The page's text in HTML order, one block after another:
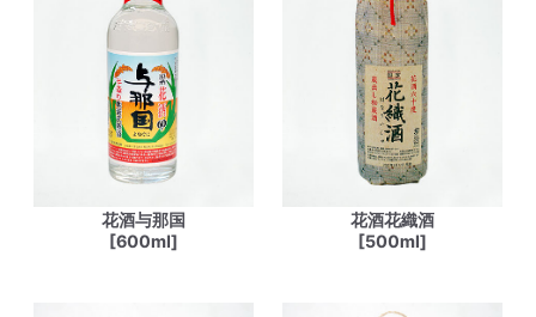
花酒与那国
[600ml]
花酒花織酒
[500ml]